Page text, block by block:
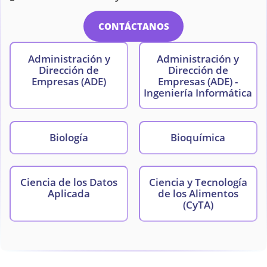
CONTÁCTANOS
Administración y
Dirección de
Empresas (ADE)
Administración y
Dirección de
Empresas (ADE) -
Ingeniería Informática
Biología Bioquímica
Ciencia de los Datos
Aplicada
Ciencia y Tecnología
de los Alimentos
(CyTA)
Ciencias Políticas Comercio